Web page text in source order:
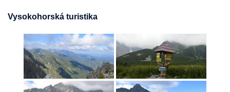
Vysokohorská turistika